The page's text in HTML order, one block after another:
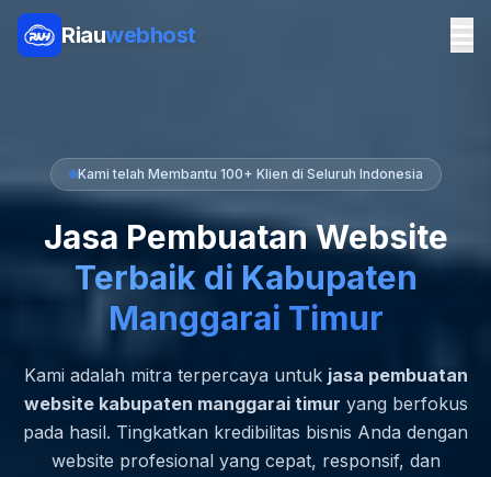
Riauwebhost
Kami telah Membantu 100+ Klien di Seluruh Indonesia
Jasa Pembuatan Website
Terbaik di Kabupaten
Manggarai Timur
Kami adalah mitra terpercaya untuk jasa pembuatan
website kabupaten manggarai timur yang berfokus
pada hasil. Tingkatkan kredibilitas bisnis Anda dengan
website profesional yang cepat, responsif, dan